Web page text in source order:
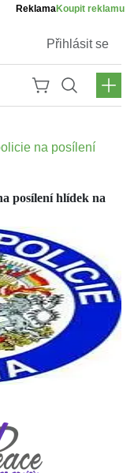
ReklamaKoupit reklamu
Přihlásit se
na posílení
posílení hlídek na